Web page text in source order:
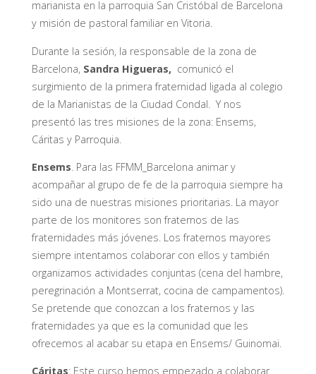
marianista en la parroquia San Cristóbal de Barcelona
y misión de pastoral familiar en Vitoria.
Durante la sesión, la responsable de la zona de
Barcelona, Sandra Higueras, comunicó el
surgimiento de la primera fraternidad ligada al colegio
de la Marianistas de la Ciudad Condal. Y nos
presentó las tres misiones de la zona: Ensems,
Cáritas y Parroquia.
Ensems. Para las FFMM_Barcelona animar y
acompañar al grupo de fe de la parroquia siempre ha
sido una de nuestras misiones prioritarias. La mayor
parte de los monitores son fraternos de las
fraternidades más jóvenes. Los fraternos mayores
siempre intentamos colaborar con ellos y también
organizamos actividades conjuntas (cena del hambre,
peregrinación a Montserrat, cocina de campamentos).
Se pretende que conozcan a los fraternos y las
fraternidades ya que es la comunidad que les
ofrecemos al acabar su etapa en Ensems/ Guinomai.
Cáritas: Este curso hemos empezado a colaborar